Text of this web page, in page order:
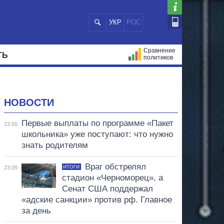
УКР РОС
Сравнение
политиков
НОВОСТИ
23:56
Первые выплаты по программе «Пакет
школьника» уже поступают: что нужно
знать родителям
23:09 ИТОГИ
Враг обстрелял
стадион «Черноморец», а
Сенат США поддержал
«адские санкции» против рф. Главное
за день